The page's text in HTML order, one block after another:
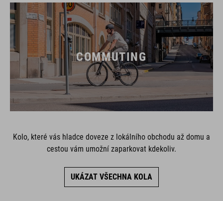
COMMUTING
Kolo, které vás hladce doveze z lokálního obchodu až domu a
cestou vám umožní zaparkovat kdekoliv.
UKÁZAT VŠECHNA KOLA